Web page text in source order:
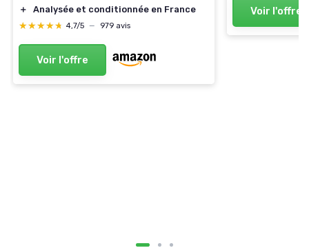
＋
Analysée et conditionnée en France
★★★★★
★★★★★ 4,7/5 — 979 avis
Voir l'offre
Voir l'offre